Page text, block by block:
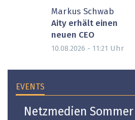
Markus Schwab
Aity erhält einen
neuen CEO
10.08.2026 - 11:21 Uhr
EVENTS
Netzmedien